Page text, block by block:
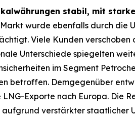
stabil, mit
wurde ebenfalls durch die
Viele Kunden
Unterschiede spiegelten
im Segment
betroffen. Demgegenüber
LNG-Exporte nach Europa. Die
verstärkter staatlicher